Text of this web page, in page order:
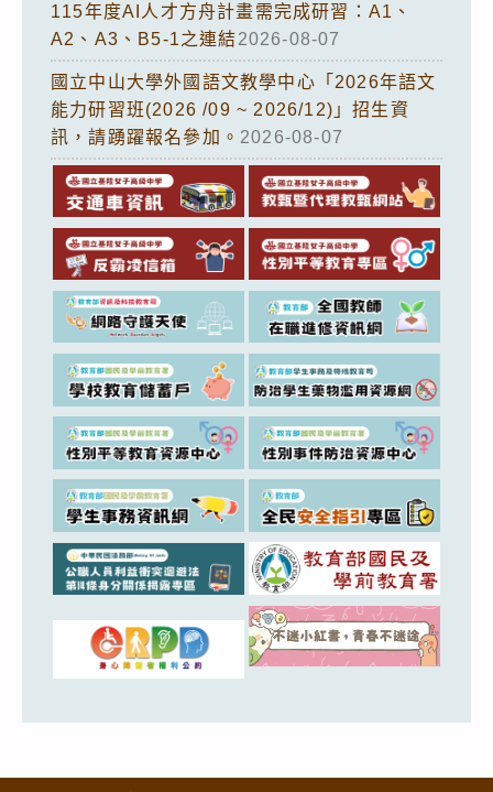
115年度AI人才方舟計畫需完成研習：A1、
A2、A3、B5-1之連結2026-08-07
國立中山大學外國語文教學中心「2026年語文
能力研習班(2026 /09 ~ 2026/12)」招生資
訊，請踴躍報名參加。 2026-08-07